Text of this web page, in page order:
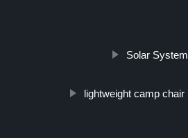
Solar System
lightweight camp chair